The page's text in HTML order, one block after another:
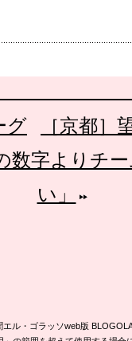
グ
［京都］
数字よりチ
い」
エル・ゴラッソweb版